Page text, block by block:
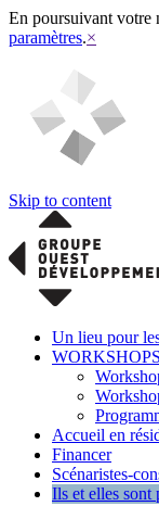
En poursuivant votre
paramètres.×
Skip to content
Un lieu pour
WORKSHOPS
Accueil en
Financer
Scénaristes-
Ils et elles sont